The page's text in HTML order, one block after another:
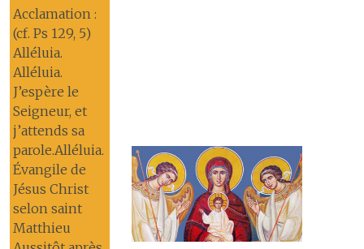
Acclamation :
(cf. Ps 129, 5)
Alléluia.
Alléluia.
J’espère le
Seigneur, et
j’attends sa
parole.Alléluia.
Évangile de
Jésus Christ
selon saint
Matthieu